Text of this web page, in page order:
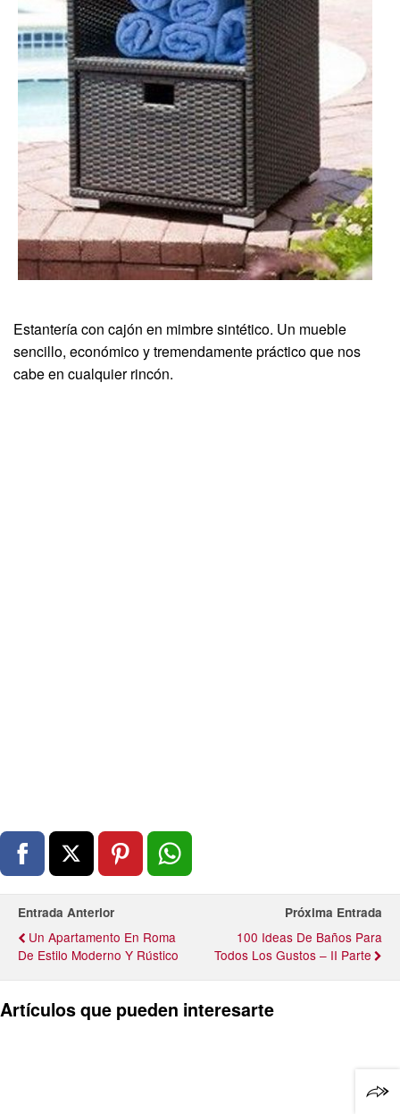
Estantería con cajón en mimbre sintético. Un mueble
sencillo, económico y tremendamente práctico que nos
cabe en cualquier rincón.
Entrada Anterior
Un Apartamento En Roma
De Estilo Moderno Y Rústico
Próxima Entrada
100 Ideas De Baños Para
Todos Los Gustos – II Parte
Artículos que pueden interesarte